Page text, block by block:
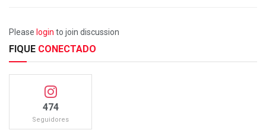
Please login to join discussion
FIQUE CONECTADO
474
Seguidores